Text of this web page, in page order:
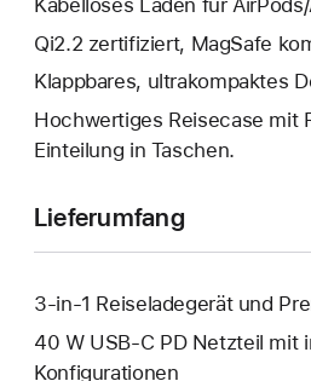
Qi2.2 zertifiziert, MagSafe
Klappbares, ultrakompaktes
Hochwertiges Reisecase mit
Einteilung in Taschen.
Lieferumfang
3-in-1 Reiseladegerät und
40 W USB-C PD Netzteil mit
Konfigurationen